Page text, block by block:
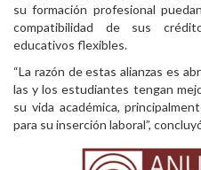
su formación profesional
compatibilidad de sus
educativos flexibles.
“La razón de estas alianzas es
las y los estudiantes tengan
su vida académica,
para su inserción laboral”,